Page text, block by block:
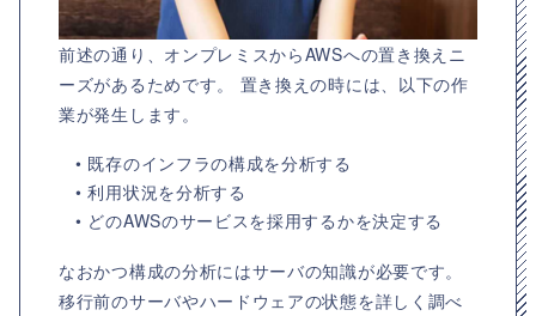
前述の通り、オンプレミスからAWSへの置き換えニ
ーズがあるためです。 置き換えの時には、以下の作
業が発生します。
• 既存のインフラの構成を分析する
• 利用状況を分析する
• どのAWSのサービスを採用するかを決定する
なおかつ構成の分析にはサーバの知識が必要です。
移行前のサーバやハードウェアの状態を詳しく調べ